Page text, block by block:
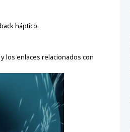
háptico.
los enlaces relacionados con